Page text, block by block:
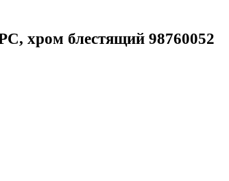
хром блестящий 98760052